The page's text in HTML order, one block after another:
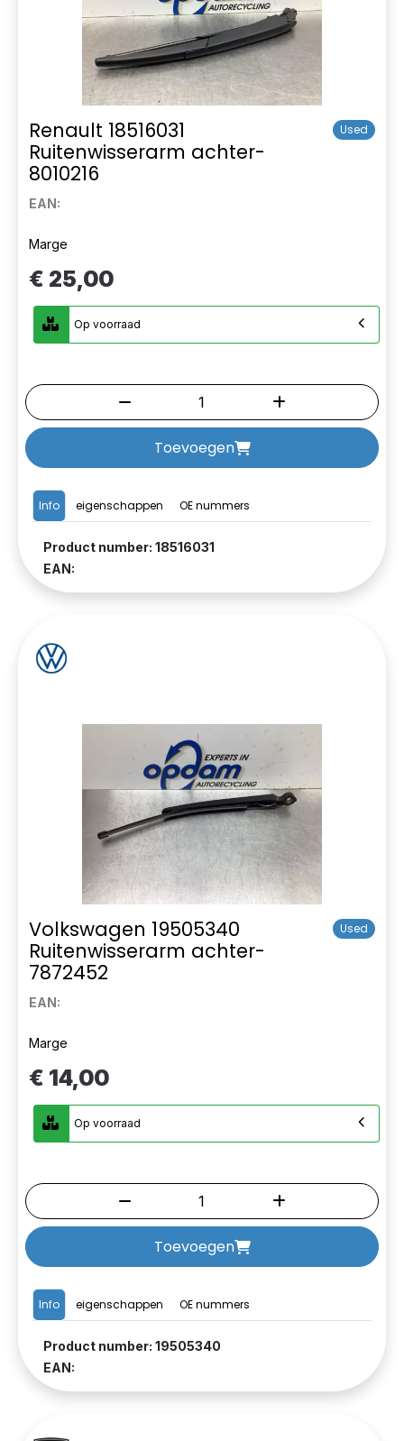
Renault 18516031
Ruitenwisserarm achter-
8010216
Used
EAN:
Info eigenschappen OE nummers
Product number: 18516031
EAN:
Marge
€ 25,00
Op voorraad
Toevoegen
Volkswagen 19505340
Ruitenwisserarm achter-
7872452
Used
EAN:
Info eigenschappen OE nummers
Product number: 19505340
EAN:
Marge
€ 14,00
Op voorraad
Toevoegen